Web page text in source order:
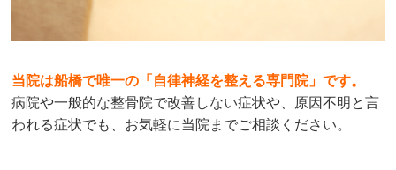
当院は船橋で唯一の「自律神経を整える専門院」です。
病院や一般的な整骨院で改善しない症状や、原因不明と言
われる症状でも、お気軽に当院までご相談ください。